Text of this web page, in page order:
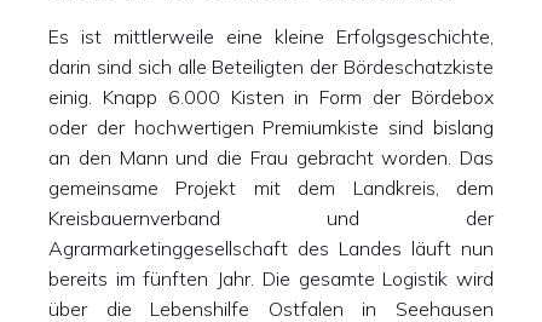
Es ist mittlerweile eine kleine Erfolgsgeschichte,
darin sind sich alle Beteiligten der Bördeschatzkiste
einig. Knapp 6.000 Kisten in Form der Bördebox
oder der hochwertigen Premiumkiste sind bislang
an den Mann und die Frau gebracht worden. Das
gemeinsame Projekt mit dem Landkreis, dem
Kreisbauernverband und der
Agrarmarketinggesellschaft des Landes läuft nun
bereits im fünften Jahr. Die gesamte Logistik wird
über die Lebenshilfe Ostfalen in Seehausen